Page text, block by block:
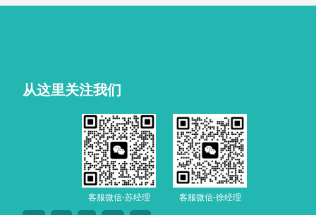
从这里关注我们
客服微信-苏经理 客服微信-徐经理